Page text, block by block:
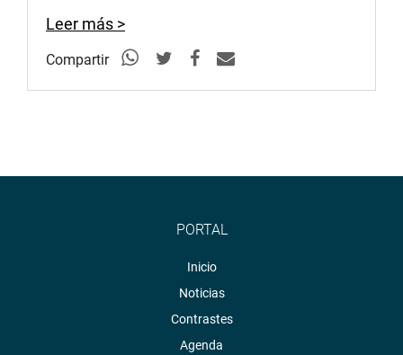
Leer más >
Compartir
PORTAL
Inicio
Noticias
Contrastes
Agenda